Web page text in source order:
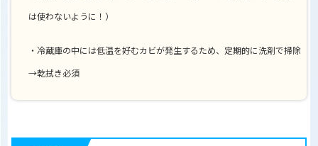
は使わないように！）
・冷蔵庫の中には低温を好むカビが発生するため、定期的に洗剤で掃除
→乾拭き必須